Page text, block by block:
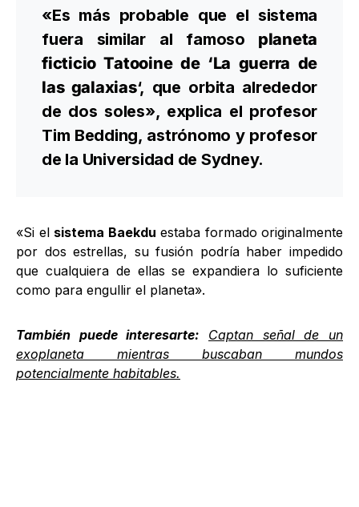
«Es más probable que el sistema
fuera similar al famoso planeta
ficticio Tatooine de ‘La guerra de
las galaxias‘, que orbita alrededor
de dos soles», explica el profesor
Tim Bedding, astrónomo y profesor
de la Universidad de Sydney.
«Si el sistema Baekdu estaba formado originalmente
por dos estrellas, su fusión podría haber impedido
que cualquiera de ellas se expandiera lo suficiente
como para engullir el planeta».
También puede interesarte:
Captan señal de un
exoplaneta mientras buscaban mundos
potencialmente habitables.